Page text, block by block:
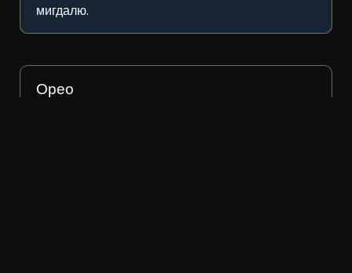
мигдалю.
Орео